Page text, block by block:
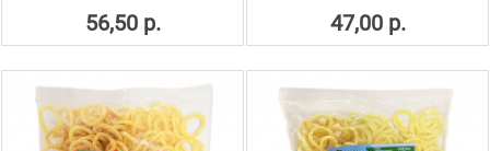
56,50 р. 47,00 р.